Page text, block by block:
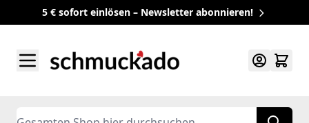
5 € sofort einlösen – Newsletter abonnieren!
Search